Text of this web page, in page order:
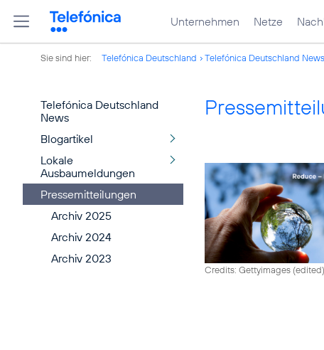
Unternehmen Netze
Sie sind hier: Telefónica Deutschland Telefónica Deutschland News
Telefónica Deutschland
News
Blogartikel
Lokale
Ausbaumeldungen
Pressemitteilungen
Archiv 2025
Archiv 2024
Archiv 2023
Credits: Gettyimages (edited)